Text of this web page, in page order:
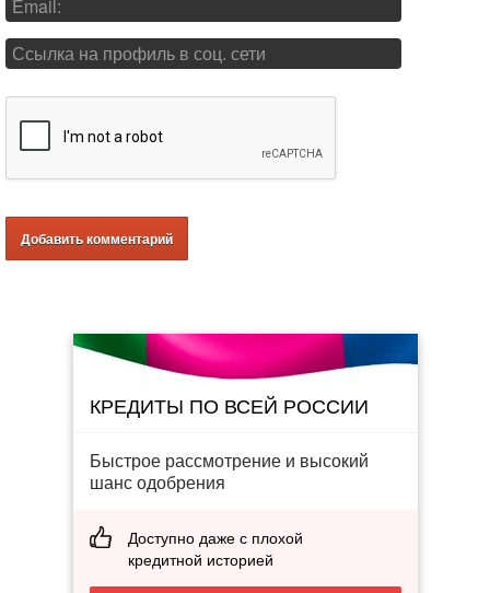
КРЕДИТЫ ПО ВСЕЙ РОССИИ
Быстрое рассмотрение и высокий
шанс одобрения
Доступно даже с плохой
кредитной историей